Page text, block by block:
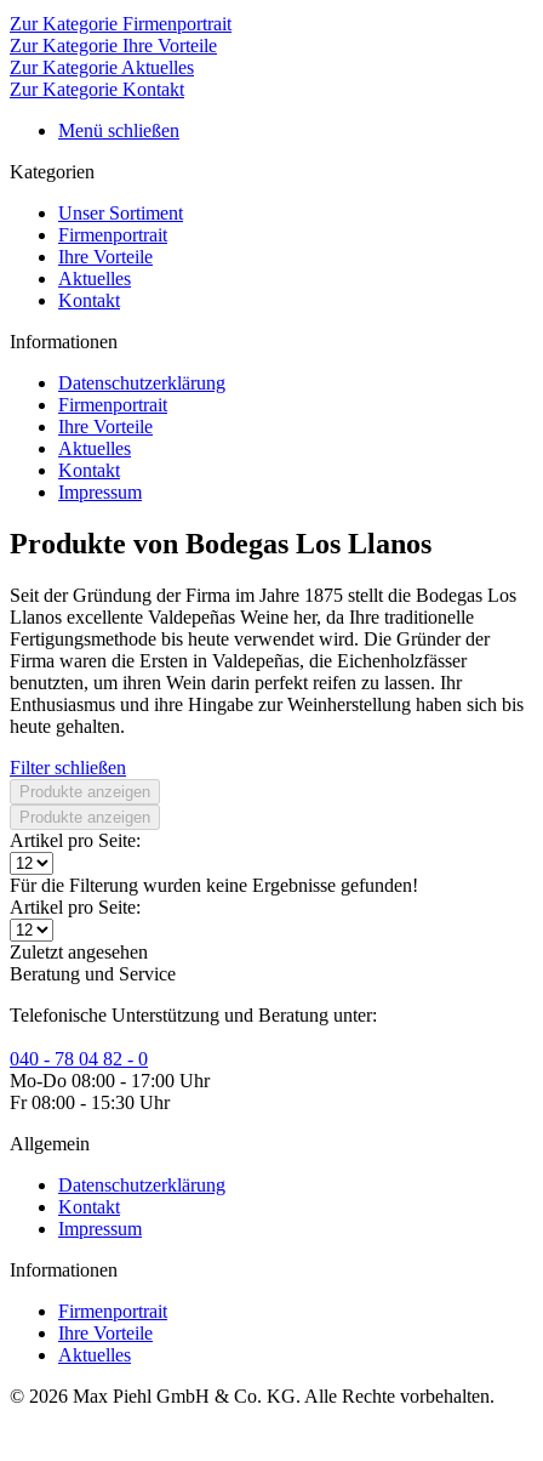
Zur Kategorie Firmenportrait
Zur Kategorie Ihre Vorteile
Zur Kategorie Aktuelles
Zur Kategorie Kontakt
Menü schließen
Kategorien
Unser Sortiment
Firmenportrait
Ihre Vorteile
Aktuelles
Kontakt
Informationen
Datenschutzerklärung
Firmenportrait
Ihre Vorteile
Aktuelles
Kontakt
Impressum
Produkte von Bodegas Los Llanos
Seit der Gründung der Firma im Jahre 1875 stellt die Bodegas Los
Llanos excellente Valdepeñas Weine her, da Ihre traditionelle
Fertigungsmethode bis heute verwendet wird. Die Gründer der
Firma waren die Ersten in Valdepeñas, die Eichenholzfässer
benutzten, um ihren Wein darin perfekt reifen zu lassen. Ihr
Enthusiasmus und ihre Hingabe zur Weinherstellung haben sich bis
heute gehalten.
Filter schließen
Produkte anzeigen
Produkte anzeigen
Artikel pro Seite:
Für die Filterung wurden keine Ergebnisse gefunden!
Artikel pro Seite:
Zuletzt angesehen
Beratung und Service
Telefonische Unterstützung und Beratung unter:
040 - 78 04 82 - 0
Mo-Do 08:00 - 17:00 Uhr
Fr 08:00 - 15:30 Uhr
Allgemein
Datenschutzerklärung
Kontakt
Impressum
Informationen
Firmenportrait
Ihre Vorteile
Aktuelles
© 2026 Max Piehl GmbH & Co. KG. Alle Rechte vorbehalten.